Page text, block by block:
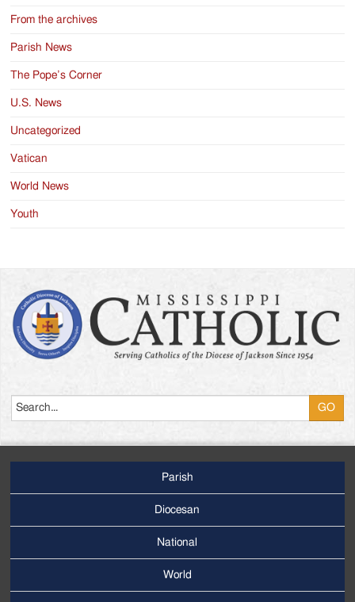
From the archives
Parish News
The Pope’s Corner
U.S. News
Uncategorized
Vatican
World News
Youth
Menu
Parish
Diocesan
National
World